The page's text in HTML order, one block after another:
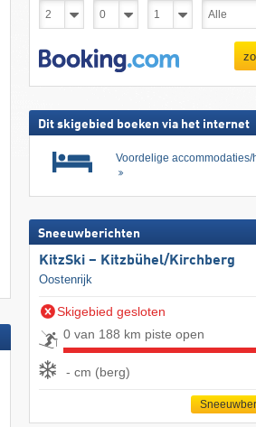
Dit skigebied boeken via het internet
Voordelige accommodaties/
Sneeuwberichten
KitzSki – Kitzbühel/​Kirchberg
Oostenrijk
Skigebied gesloten
0 van 188 km piste open
- cm (berg)